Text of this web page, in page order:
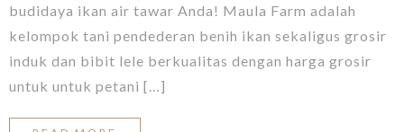
budidaya ikan air tawar Anda! Maula Farm adalah
kelompok tani pendederan benih ikan sekaligus grosir
induk dan bibit lele berkualitas dengan harga grosir
untuk untuk petani […]